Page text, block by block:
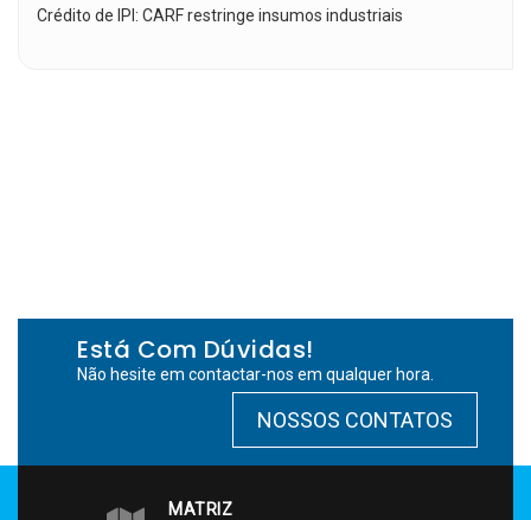
Crédito de IPI: CARF restringe insumos industriais
Está Com Dúvidas!
Não hesite em contactar-nos em qualquer hora.
NOSSOS CONTATOS
MATRIZ